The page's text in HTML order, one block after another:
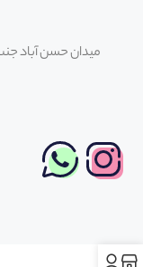
میدان حسن آباد